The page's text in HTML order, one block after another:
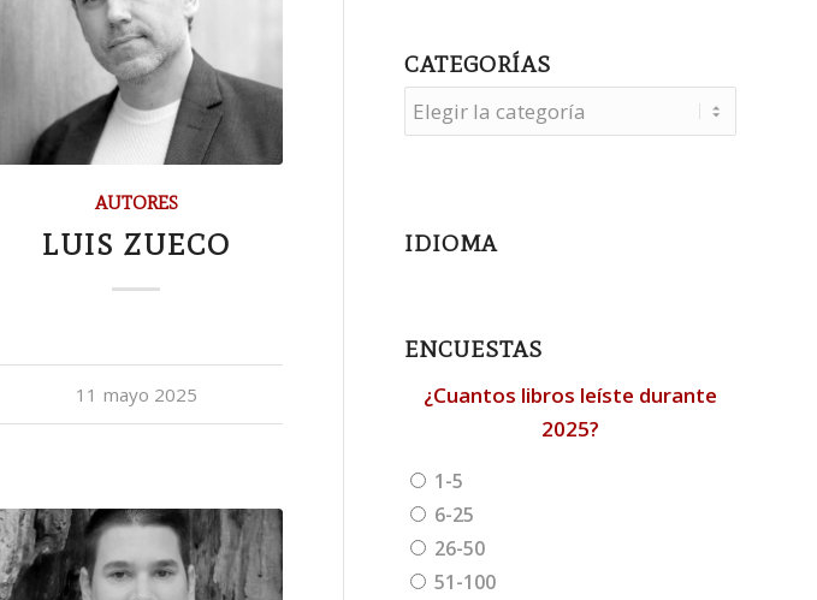
AUTORES
LUIS ZUECO
11 mayo 2025
CATEGORÍAS
Categorías
IDIOMA
ENCUESTAS
¿Cuantos libros leíste durante
2025?
1-5
6-25
26-50
51-100